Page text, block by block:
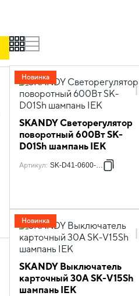
grid list
SKANDY Светорегулятор
поворотный 600Вт SK-
D01Sh шампань IEK
Артикул: SK-D41-0600-K37
Новинка
SKANDY Выключатель
карточный 30А SK-V15Sh
шампань IEK
Новинка